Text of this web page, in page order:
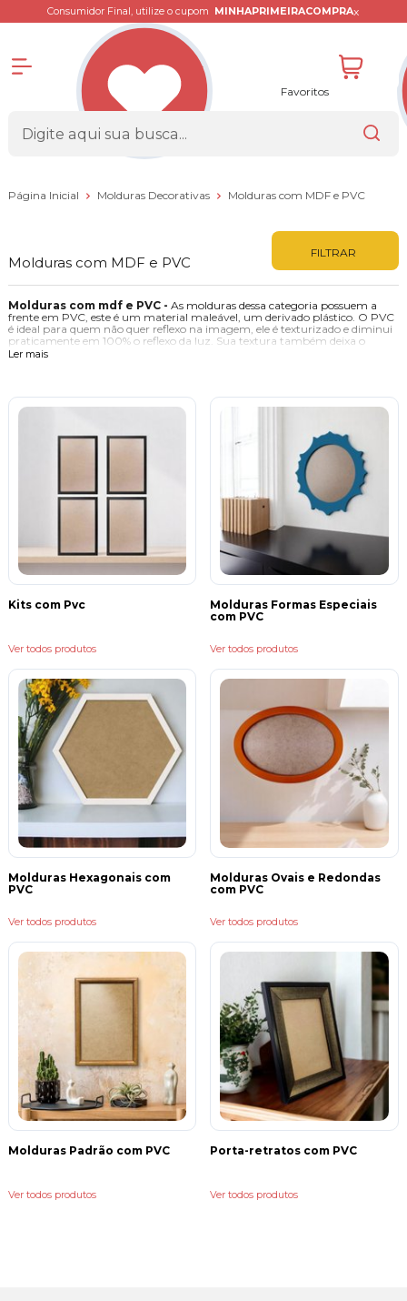
Consumidor Final, utilize o cupom MINHAPRIMEIRACOMPRAx
Favoritos
Página Inicial Molduras Decorativas Molduras com MDF e PVC
Molduras com MDF e PVC
FILTRAR
Molduras com mdf e PVC - As molduras dessa categoria possuem a
frente em PVC, este é um material maleável, um derivado plástico. O PVC
é ideal para quem não quer reflexo na imagem, ele é texturizado e diminui
praticamente em 100% o reflexo da luz. Sua textura também deixa o
material bem resistente, mesmo sendo maleável é bem resistente a riscos.
ela é uma arte única, merece todo o destaque.
2 - Fotografias: Momentos marcantes de nossas vidas que foram
3 - Desenhos: Você que adora desenhar ou que quer guardar uma
recordação de um desenho repleto de sentimento, guarde-o em uma
4 - Folhas secas: Folhas secas? isso mesmo, de uma volta no parque, pegue
a maior folha seca que você achar a faça um sanduíche entre o vidro e
fundo, uma decoração única.
5 - Lembranças: Recortes de jornais, revistas, entradas de shows e cinemas.
Lembre-se sempre que a decoração do seu lar é um reflexo da sua
personalidade, então coloque ela para fora, mostre quem você é
Estamos aqui para te ajudar, qualquer dúvida nos chame no whats ou
email : )
Ler mais
Kits com Pvc
Ver todos produtos
Molduras Formas Especiais
com PVC
Ver todos produtos
Molduras Hexagonais com
PVC
Ver todos produtos
Molduras Ovais e Redondas
com PVC
Ver todos produtos
Molduras Padrão com PVC
Ver todos produtos
Porta-retratos com PVC
Ver todos produtos